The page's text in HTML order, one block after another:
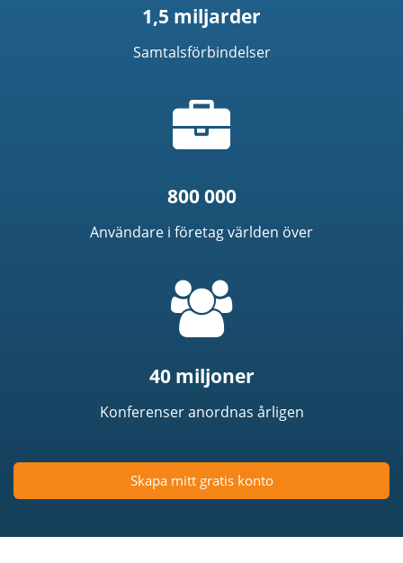
1,5 miljarder
Samtalsförbindelser
ikon
800 000
Användare i företag världen över
40 miljoner
Konferenser anordnas årligen
Skapa mitt gratis konto